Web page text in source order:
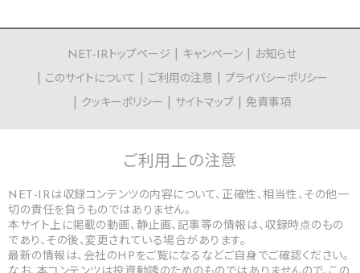
NET-IRトップページ キャンペーン
お知らせ
このサイトについて
ご利用の注意
プライバシーポリシー
クッキーポリシー
サイトマップ 免責事項
ご利用上の注意
NET-IRは収録コンテンツの内容について、正確性、相当性、その他一
切の責任を負うものではありません。
本サイト上に掲載の動画、静止画、記事等の情報は、収録時点のもの
であり、その後、変更されている場合があります。
最新の情報は、会社のHPをご覧になるなどご自身でご確認ください。